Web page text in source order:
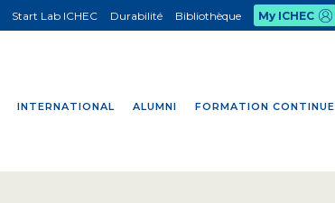
INTERNATIONAL ALUMNI FORMATION CONTINUE
Start Lab ICHEC Durabilité Bibliothèque My ICHEC